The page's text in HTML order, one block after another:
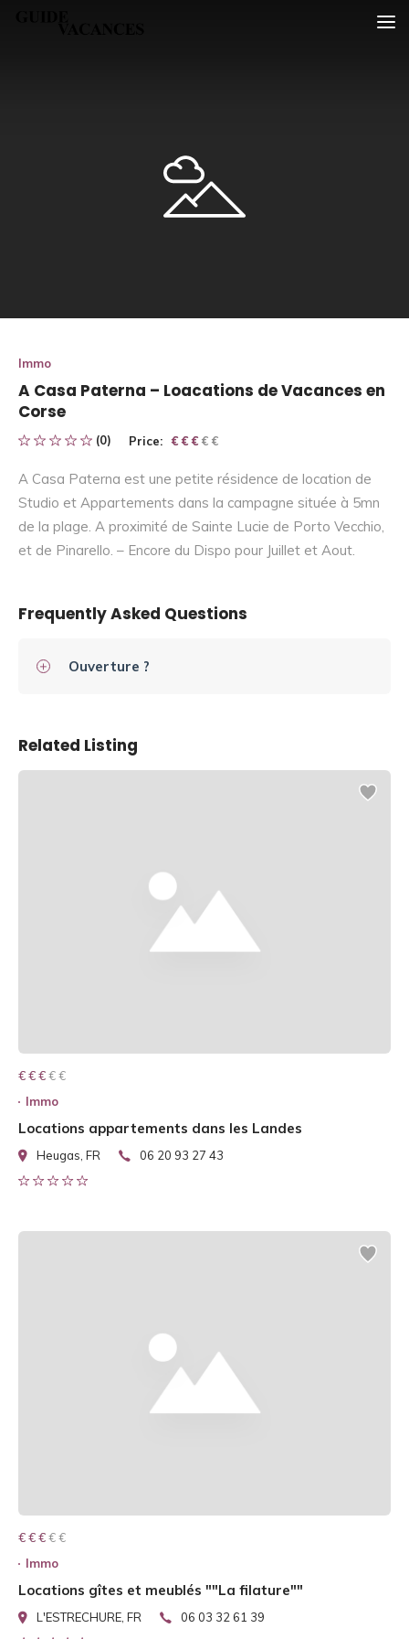
Immo
A Casa Paterna – Loacations de Vacances en
Corse
(0) Price: € € € € €
€ € €
A Casa Paterna est une petite résidence de location de
Studio et Appartements dans la campagne située à 5mn
de la plage. A proximité de Sainte Lucie de Porto Vecchio,
et de Pinarello. – Encore du Dispo pour Juillet et Aout.
Frequently Asked Questions
Ouverture ?
Related Listing
€ € € € €
€ € €
Immo
Locations appartements dans les Landes
Heugas, FR 06 20 93 27 43
€ € € € €
€ € €
Immo
Locations gîtes et meublés ""La filature""
L'ESTRECHURE, FR 06 03 32 61 39